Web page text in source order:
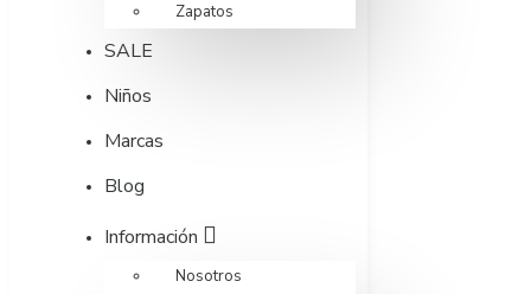
Zapatos
SALE
Niños
Marcas
Blog
Información
Nosotros